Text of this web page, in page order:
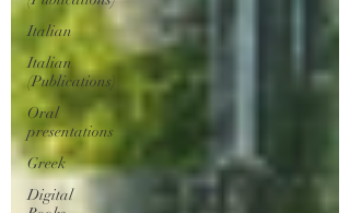
Italian
Italian
(Publications)
Oral
presentations
Greek
Digital